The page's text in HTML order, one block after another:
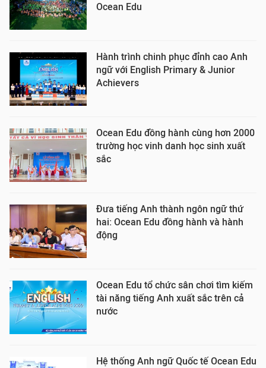
Ocean Edu
Hành trình chinh phục đỉnh cao Anh
ngữ với English Primary & Junior
Achievers
Ocean Edu đồng hành cùng hơn 2000
trường học vinh danh học sinh xuất
sắc
Đưa tiếng Anh thành ngôn ngữ thứ
hai: Ocean Edu đồng hành và hành
động
Ocean Edu tổ chức sân chơi tìm kiếm
tài năng tiếng Anh xuất sắc trên cả
nước
Hệ thống Anh ngữ Quốc tế Ocean Edu